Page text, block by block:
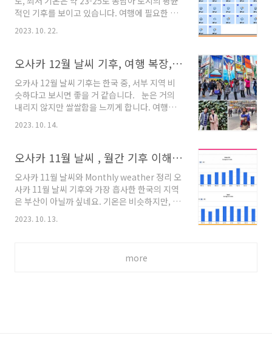
를 바탕으로 정리된 기후 정보로 보시면 되겠습
니다. 그렇게 때문에, 안에 날짜의 날씨를 보고,
일정을 잡으시지 마시기 바랍니다. 이 달은 건기
니다. 다만, 일교차의 크기가 ..
적인 기후를 보이고 있습니다. 여행에 필요한 옷
아보고, 건기 기간과 우기 기간 강수량도 보겠습
정보, 환전 수수료 낮아 유명한 곳 코타키나발루
1월 날씨 기온, 기후 아래는 10년 이상 기상 데이
터를 꾸준히 모은 자료를 근간으로 작성된, 1월
코타키나발루 날씨 지표입니다. 매년 날씨는 변
합니다. 그리고 동남아의 비는 바다와 깊은 숲으
로 인한 변수로 인해, 비 예상은 거의 불가능하다
안전은 바다와 파도 예보를 주시..
2023. 10. 22.
오사카 12월 날씨 기후, 여행 복장, 태풍, 비, 호텔 가격, 유심 할인 정보
오카사 12월 날씨 기후는 한국 중, 서부 지역 비
슷하다고 보시면 좋을 거 같습니다. 눈은 거의
내리지 않지만 쌀쌀함을 느끼게 합니다. 여행을
대해 알아보겠습니다. 오사카 3월 날씨 기후, 옷
오사카 3월 날씨 기후 오사카 3월 날씨 기후 특징
은 너무 춥지도, 덥지도 않은 봄 기후로 여행하기
좋은 시즌입니다. 비 강수량도 낮도, 태풍도 없습
니다. 아침, 저녁은 좀 쌀쌀하고, 오후는 약간
tripeditor.tistory.com 오사카 12월 날씨와
월별 기후도쿄는 서울과 비슷하다고 생각하고요,
2023. 10. 14.
오사카 11월 날씨 , 월간 기후 이해 (태풍주기, 복장, 비 ,자외선 등)
오사카 11월 날씨와 Monthly weather 정리 오
사카 11월 날씨 기후와 가장 흡사한 한국의 지역
은 부산이 아닐까 싶네요. 기온은 비슷하지만, 습
도와 강수량이 좀 틀린거 같습니다. 오사카 날씨
는 비가 자주 내리지는 않습니다. 상세 내용 보시
날씨 기후는 한국의 남부 경상도 지역 비슷하다
2023. 10. 13.
more